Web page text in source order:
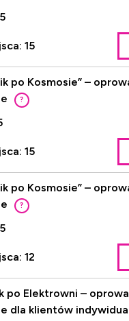
15
po Kosmosie” –
?
15
po Kosmosie” –
?
12
po Elektrowni –
dla klientów